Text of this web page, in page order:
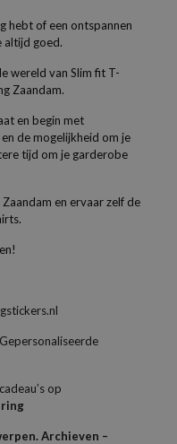
hebt of een ontspannen
altijd goed.
wereld van Slim fit T-
Zaandam.
en begin met
de mogelijkheid om je
tijd om je garderobe
en ervaar zelf de
op
Archieven –